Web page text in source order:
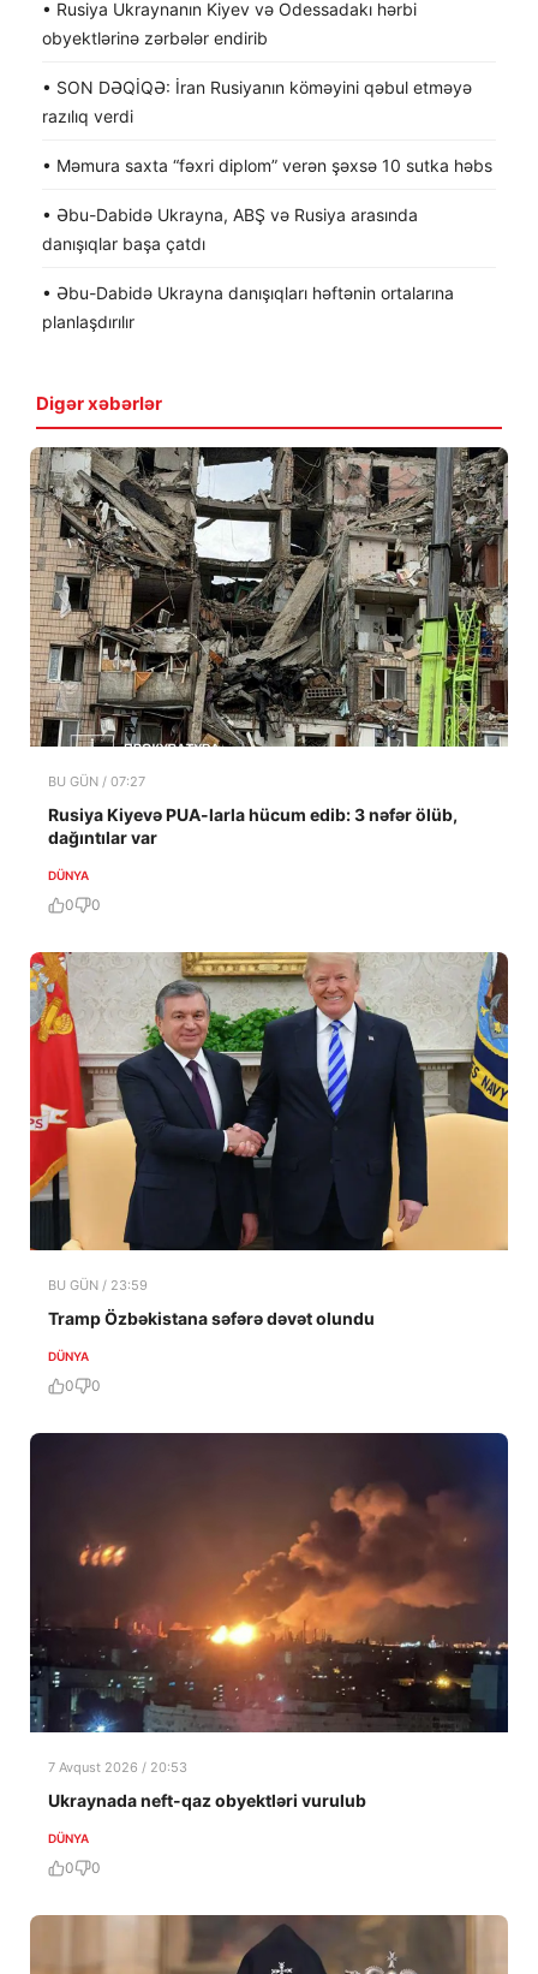
• Rusiya Ukraynanın Kiyev və Odessadakı hərbi
obyektlərinə zərbələr endirib
• SON DƏQİQƏ: İran Rusiyanın köməyini qəbul etməyə
razılıq verdi
• Məmura saxta “fəxri diplom” verən şəxsə 10 sutka həbs
• Əbu-Dabidə Ukrayna, ABŞ və Rusiya arasında
danışıqlar başa çatdı
• Əbu-Dabidə Ukrayna danışıqları həftənin ortalarına
planlaşdırılır
Digər xəbərlər
BU GÜN / 07:27
Rusiya Kiyevə PUA-larla hücum edib: 3 nəfər ölüb,
dağıntılar var
DÜNYA
0 0
BU GÜN / 23:59
Tramp Özbəkistana səfərə dəvət olundu
DÜNYA
0 0
7 Avqust 2026 / 20:53
Ukraynada neft-qaz obyektləri vurulub
DÜNYA
0 0